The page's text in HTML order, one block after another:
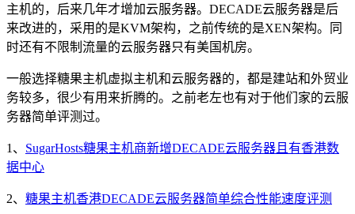
主机的，后来几年才增加云服务器。DECADE云服务器是后
来改进的，采用的是KVM架构，之前传统的是XEN架构。同
时还有不限制流量的云服务器只有美国机房。
一般选择糖果主机虚拟主机和云服务器的，都是建站和外贸业
务较多，很少有用来折腾的。之前老左也有对于他们家的云服
务器简单评测过。
1、 SugarHosts糖果主机商新增DECADE云服务器且有香港数
据中心
2、 糖果主机香港DECADE云服务器简单综合性能速度评测